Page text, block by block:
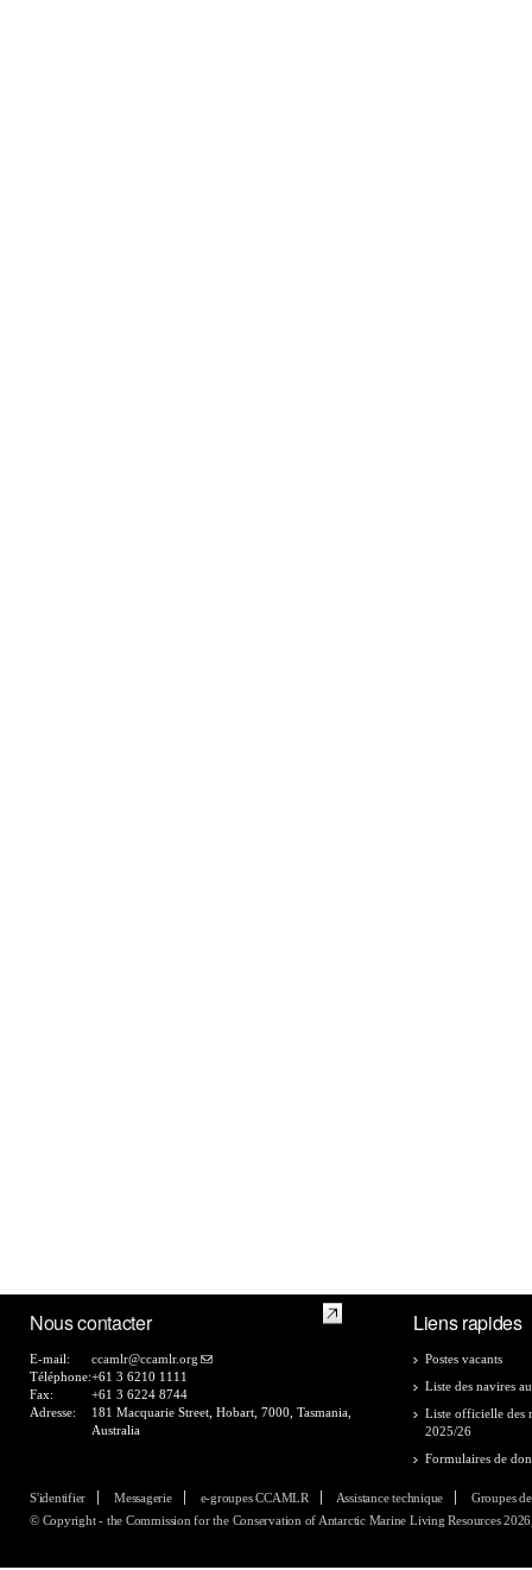
Nous contacter
E-mail:
ccamlr@ccamlr.org
Téléphone:+61 3 6210 1111
Fax:
+61 3 6224 8744
Adresse:
181 Macquarie Street, Hobart, 7000, Tasmania,
Australia
Liens rapides
Postes vacants
Liste des navires
Liste officielle des
2025/26
Formulaires de
S'identifier Messagerie e-groupes CCAMLR Assistance technique
Groupes
© Copyright - the Commission for the Conservation of Antarctic Marine Living Resources